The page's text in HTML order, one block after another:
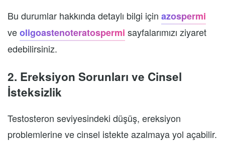
Bu durumlar hakkında detaylı bilgi için azospermi
veoligoastenoteratospermi sayfalarımızı ziyaret
edebilirsiniz.
2. Ereksiyon Sorunları ve Cinsel
İsteksizlik
Testosteron seviyesindeki düşüş, ereksiyon
problemlerine ve cinsel istekte azalmaya yol açabilir.